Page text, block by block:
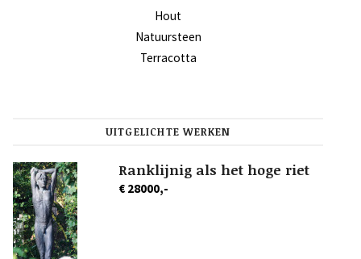
Hout
Natuursteen
Terracotta
UITGELICHTE WERKEN
Ranklijnig als het hoge riet
€ 28000,-